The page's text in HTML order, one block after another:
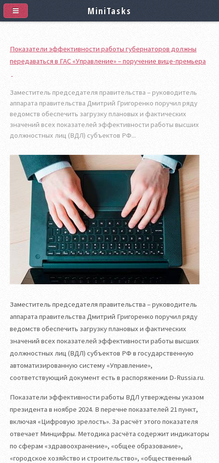
Показатели эффективности работы губернаторов должны
передаваться в ГАС «Управление» – поручение вице-премьера
Заместитель председателя правительства – руководитель
аппарата правительства Дмитрий Григоренко поручил ряду
ведомств обеспечить загрузку плановых и фактических
значений всех показателей эффективности работы высших
должностных лиц (ВДЛ) субъектов РФ...
Заместитель председателя правительства – руководитель
аппарата правительства Дмитрий Григоренко поручил ряду
ведомств обеспечить загрузку плановых и фактических
значений всех показателей эффективности работы высших
должностных лиц (ВДЛ) субъектов РФ в государственную
автоматизированную систему «Управление»,
соответствующий документ есть в распоряжении D-Russia.ru.
Показатели эффективности работы ВДЛ утверждены указом
президента в ноябре 2024. В перечне показателей 21 пункт,
включая «Цифровую зрелость». За расчёт этого показателя
отвечает Минцифры. Методика расчёта содержит индикаторы
по сферам «здравоохранение», «общее образование»,
«городское хозяйство и строительство», «общественный
MiniTasks